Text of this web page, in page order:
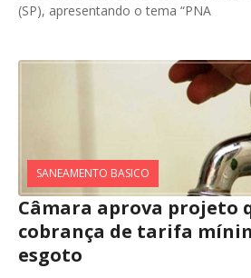
(SP), apresentando o tema “PNA
SANEAMENTO BASICO
Câmara aprova projeto
cobrança de tarifa
esgoto